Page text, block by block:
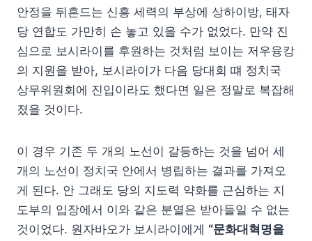
안정을 뒤흔드는 신흥 세력의 부상에 상하이방, 태자
당 연합도 가만히 손 놓고 있을 수가 없었다. 만약 진
심으로 보시라이를 후원하는 것처럼 보이는 저우융캉
의 지원을 받아, 보시라이가 다음 당대회 떄 정치국
상무위원회에 진입이라도 했다면 일은 정말로 복잡해
졌을 것이다.
이 경우 기존 두 개의 노선이 갈등하는 것을 넘어 세
개의 노선이 정치국 안에서 병립하는 결과를 가져오
게 된다. 안 그래도 당의 지도력 약화를 근심하는 지
도부의 입장에서 이와 같은 분열은 받아들일 수 없는
것이었다. 원자바오가 보시라이에게 “문화대혁명을